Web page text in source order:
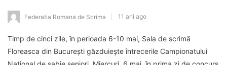
Federatia Romana de Scrima 11 ani ago
Timp de cinci zile, în perioada 6-10 mai, Sala de scrimă
Floreasca din București găzduiește întrecerile Campionatului